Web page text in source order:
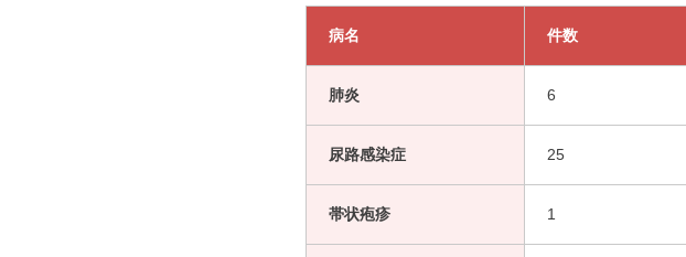
病名 件数
肺炎 6
尿路感染症 25
帯状疱疹 1